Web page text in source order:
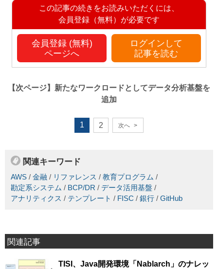
この記事の続きをお読みいただくには、
会員登録（無料）が必要です
会員登録 (無料)
ページへ
ログインして
記事を読む
【次ページ】 新たなワークロードとしてデータ分析基盤を
追加
1 2 次へ >
関連キーワード
AWS / 金融 / リファレンス / 教育プログラム /
勘定系システム / BCP/DR / データ活用基盤 /
アナリティクス / テンプレート / FISC / 銀行 / GitHub
関連記事
TISI、Java開発環境「Nablarch」のナレッ